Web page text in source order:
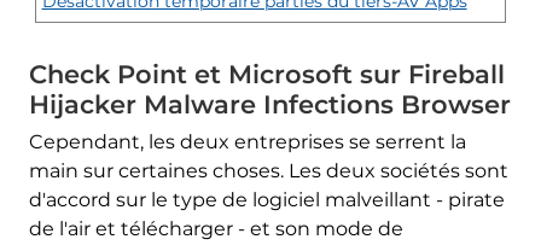
Check Point et Microsoft sur Fireball
Hijacker Malware Infections Browser
Cependant, les deux entreprises se serrent la
main sur certaines choses. Les deux sociétés sont
d'accord sur le type de logiciel malveillant - pirate
de l'air et télécharger - et son mode de